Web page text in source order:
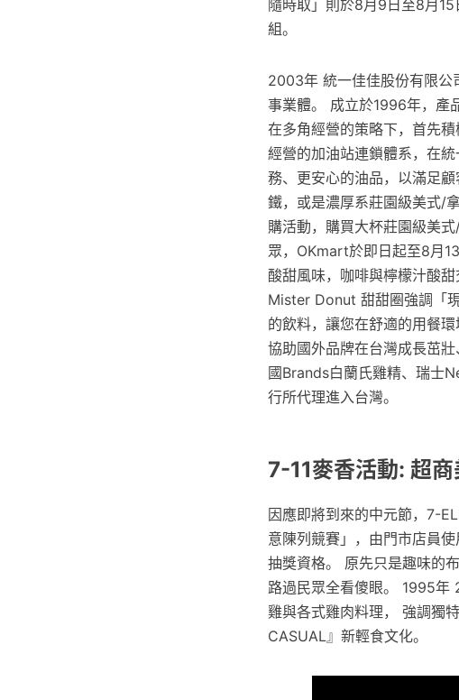
隨時取」則於8月9日至8月
組。
2003年 統一佳佳股份有限公
事業體。 成立於1996年，產
在多角經營的策略下，首先
經營的加油站連鎖體系，在
務、更安心的油品，以滿足
鐵，或是濃厚系莊園級美式/
購活動，購買大杯莊園級美
眾，OKmart於即日起至8月
酸甜風味，咖啡與檸檬汁酸
Mister Donut 甜甜圈強調「
的飲料，讓您在舒適的用餐
協助國外品牌在台灣成長茁
國Brands白蘭氏雞精、瑞士
行所代理進入台灣。
7-11麥香活動: 超
因應即將到來的中元節，7-
意陳列競賽」，由門市店員
抽獎資格。 原先只是趣味的
路過民眾全看傻眼。 1995年
雞與各式雞肉料理， 強調獨
CASUAL』新輕食文化。